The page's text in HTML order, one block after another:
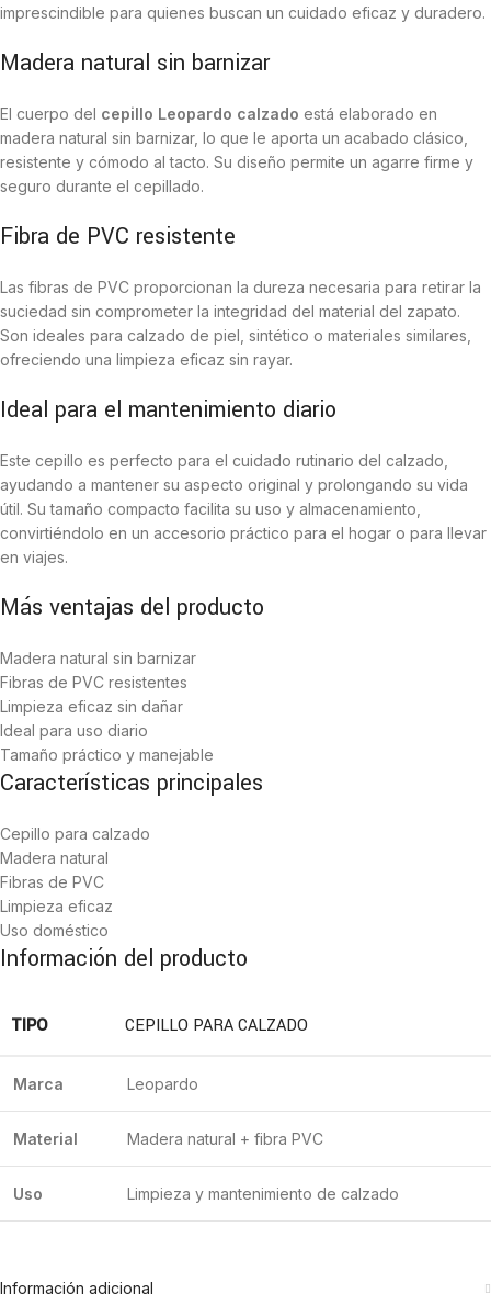
imprescindible para quienes buscan un cuidado eficaz y duradero.
Madera natural sin barnizar
El cuerpo del cepillo Leopardo calzado está elaborado en
madera natural sin barnizar, lo que le aporta un acabado clásico,
resistente y cómodo al tacto. Su diseño permite un agarre firme y
seguro durante el cepillado.
Fibra de PVC resistente
Las fibras de PVC proporcionan la dureza necesaria para retirar la
suciedad sin comprometer la integridad del material del zapato.
Son ideales para calzado de piel, sintético o materiales similares,
ofreciendo una limpieza eficaz sin rayar.
Ideal para el mantenimiento diario
Este cepillo es perfecto para el cuidado rutinario del calzado,
ayudando a mantener su aspecto original y prolongando su vida
útil. Su tamaño compacto facilita su uso y almacenamiento,
convirtiéndolo en un accesorio práctico para el hogar o para llevar
en viajes.
Más ventajas del producto
Madera natural sin barnizar
Fibras de PVC resistentes
Limpieza eficaz sin dañar
Ideal para uso diario
Tamaño práctico y manejable
Características principales
Cepillo para calzado
Madera natural
Fibras de PVC
Limpieza eficaz
Uso doméstico
Información del producto
TIPO CEPILLO PARA CALZADO
Marca Leopardo
Material Madera natural + fibra PVC
Uso Limpieza y mantenimiento de calzado
Información adicional